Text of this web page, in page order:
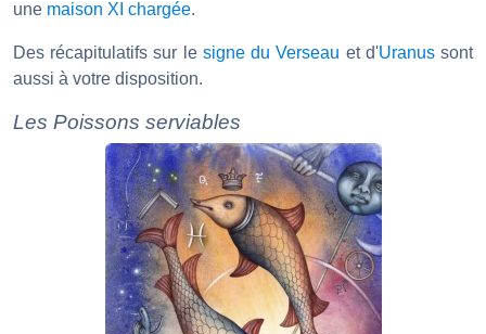
une maison XI chargée.
Des récapitulatifs sur le signe du Verseau et d'Uranussont
aussi à votre disposition.
Les Poissons serviables